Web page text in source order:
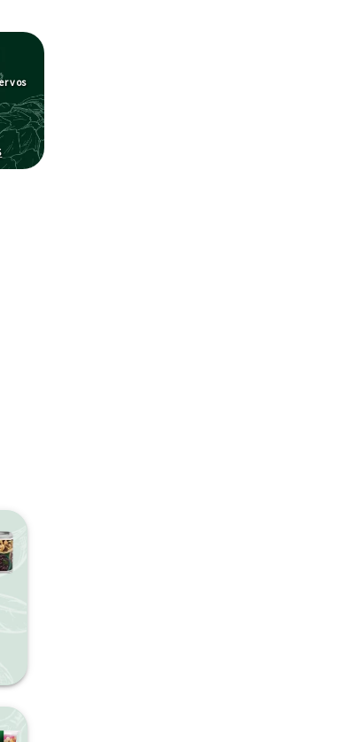
LÉGUMES ?
IDÉES RECETTES
vos
À PROPOS DE COMMENT PRÉPARER VOS LÉGUMES ?